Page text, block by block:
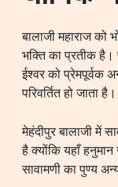
बालाजी महाराज को
भक्ति का प्रतीक
ईश्वर को प्रेमपूर्वक
परिवर्तित हो जाता है।
मेहंदीपुर बालाजी में
है क्योंकि यहाँ
सावामणी का पुण्य